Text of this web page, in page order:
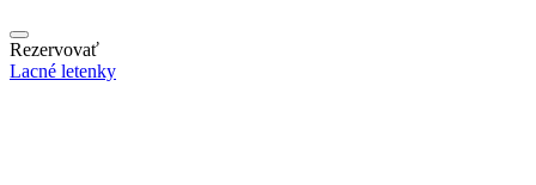
Rezervovať
Lacné letenky